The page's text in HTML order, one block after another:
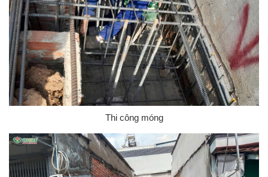
Thi công móng